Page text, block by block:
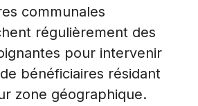
communales
régulièrement des
pour intervenir
bénéficiaires résidant
zone géographique.